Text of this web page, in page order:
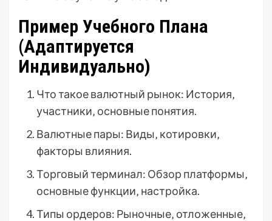
Пример Учебного Плана
(Адаптируется
Индивидуально)
Что такое валютный рынок: История‚
участники‚ основные понятия.
Валютные пары: Виды‚ котировки‚
факторы влияния.
Торговый терминал: Обзор платформы‚
основные функции‚ настройка.
Типы ордеров: Рыночные‚ отложенные‚